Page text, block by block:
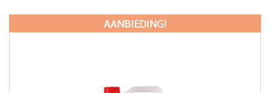
AANBIEDING!